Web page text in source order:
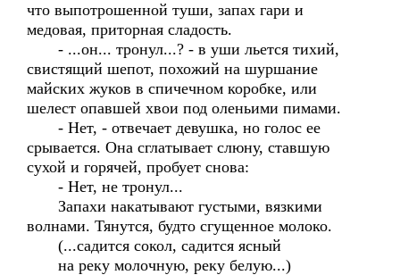
что выпотрошенной туши, запах гари и
медовая, приторная сладость.
- ...он... тронул...? - в уши льется тихий,
свистящий шепот, похожий на шуршание
майских жуков в спичечном коробке, или
шелест опавшей хвои под оленьими пимами.
- Нет, - отвечает девушка, но голос ее
срывается. Она сглатывает слюну, ставшую
сухой и горячей, пробует снова:
- Нет, не тронул...
Запахи накатывают густыми, вязкими
волнами. Тянутся, будто сгущенное молоко.
(...садится сокол, садится ясный
на реку молочную, реку белую...)